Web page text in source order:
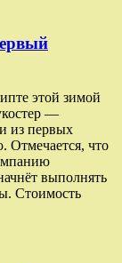
этой зимой
—
из первых
Отмечается, что
выполнять
Стоимость